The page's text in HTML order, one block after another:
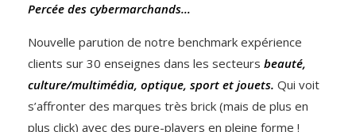
Percée des cybermarchands…
Nouvelle parution de notre benchmark expérience
clients sur 30 enseignes dans les secteurs beauté,
culture/multimédia, optique, sport et jouets. Qui voit
s’affronter des marques très brick (mais de plus en
plus click) avec des pure-players en pleine forme !